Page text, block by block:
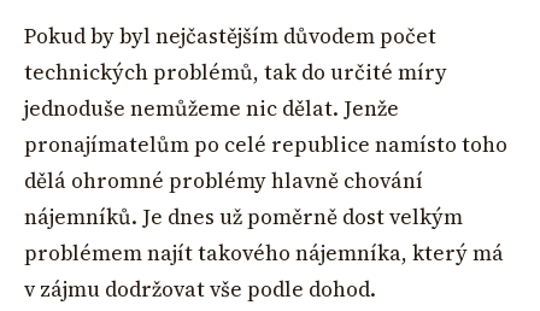
Pokud by byl nejčastějším důvodem počet
technických problémů, tak do určité míry
jednoduše nemůžeme nic dělat. Jenže
pronajímatelům po celé republice namísto toho
dělá ohromné problémy hlavně chování
nájemníků. Je dnes už poměrně dost velkým
problémem najít takového nájemníka, který má
v zájmu dodržovat vše podle dohod.